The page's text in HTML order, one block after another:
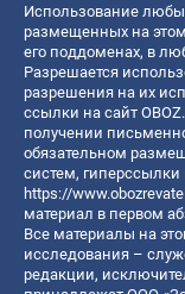
Использование
размещенных на
его поддоменах, в
Разрешается
разрешения на их
ссылки на сайт
получении
обязательном
систем, гиперссылки
https://
материал в первом
Все материалы на
исследования –
редакции,